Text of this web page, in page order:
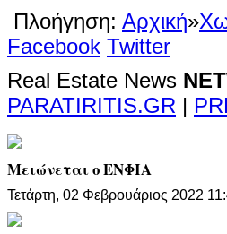
Πλοήγηση: Αρχική»
Facebook Twitter
Real Estate News
PARATIRITIS.GR |
Μειώνεται ο ΕΝΦΙΑ
Τετάρτη, 02 Φεβρουάριος 2022